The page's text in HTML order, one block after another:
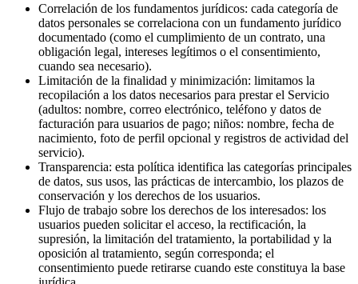
Correlación de los fundamentos jurídicos: cada categoría de
datos personales se correlaciona con un fundamento jurídico
documentado (como el cumplimiento de un contrato, una
obligación legal, intereses legítimos o el consentimiento,
cuando sea necesario).
Limitación de la finalidad y minimización: limitamos la
recopilación a los datos necesarios para prestar el Servicio
(adultos: nombre, correo electrónico, teléfono y datos de
facturación para usuarios de pago; niños: nombre, fecha de
nacimiento, foto de perfil opcional y registros de actividad del
servicio).
Transparencia: esta política identifica las categorías principales
de datos, sus usos, las prácticas de intercambio, los plazos de
conservación y los derechos de los usuarios.
Flujo de trabajo sobre los derechos de los interesados: los
usuarios pueden solicitar el acceso, la rectificación, la
supresión, la limitación del tratamiento, la portabilidad y la
oposición al tratamiento, según corresponda; el
consentimiento puede retirarse cuando este constituya la base